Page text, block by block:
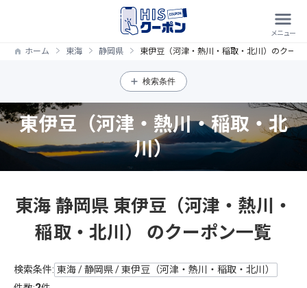
ホーム 東海 静岡県 東伊豆（河津・熱川・稲取・北川）のクーポ
検索条件
東伊豆（河津・熱川・稲取・北
川）
東海 静岡県 東伊豆（河津・熱川・
稲取・北川） のクーポン一覧
検索条件: 東海 / 静岡県 / 東伊豆（河津・熱川・稲取・北川）